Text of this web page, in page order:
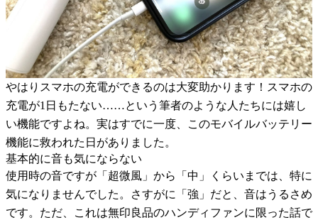
やはりスマホの充電ができるのは大変助かります！スマホの
充電が1日もたない……という筆者のような人たちには嬉し
い機能ですよね。実はすでに一度、このモバイルバッテリー
機能に救われた日がありました。
基本的に音も気にならない
使用時の音ですが「超微風」から「中」くらいまでは、特に
気になりませんでした。さすがに「強」だと、音はうるさめ
です。ただ、これは無印良品のハンディファンに限った話で